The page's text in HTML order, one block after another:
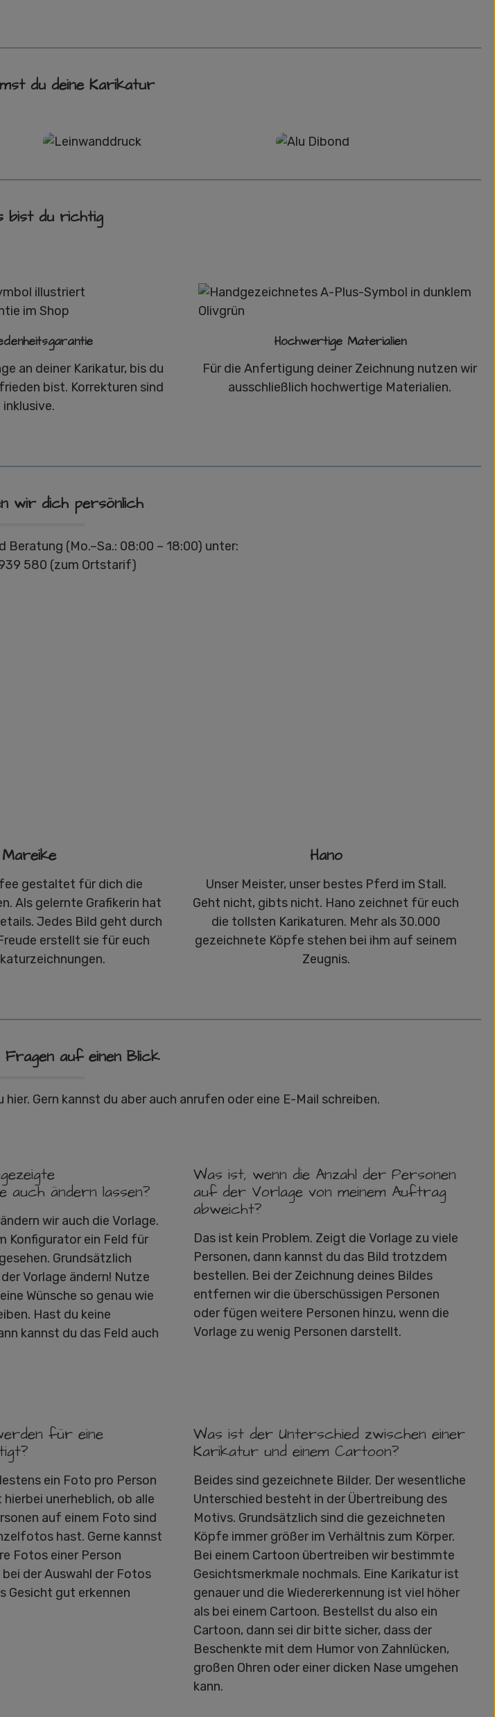
du deine Karikatur
bist du richtig
an deiner Karikatur, bis du
bist. Korrekturen sind
inklusive.
Hochwertige Materialien
Für die Anfertigung deiner Zeichnung nutzen wir
ausschließlich hochwertige Materialien.
wir dich persönlich
(Mo.–Sa.: 08:00 – 18:00) unter:
580 (zum Ortstarif)
Mareike
gestaltet für dich die
Als gelernte Grafikerin hat
Jedes Bild geht durch
erstellt sie für euch
Hano
Unser Meister, unser bestes Pferd im Stall.
Geht nicht, gibts nicht. Hano zeichnet für euch
die tollsten Karikaturen. Mehr als 30.000
gezeichnete Köpfe stehen bei ihm auf seinem
Zeugnis.
Fragen auf einen Blick
Gern kannst du aber auch anrufen oder eine E-Mail schreiben.
auch ändern lassen?
wir auch die Vorlage.
Konfigurator ein Feld für
Grundsätzlich
Vorlage ändern! Nutze
Wünsche so genau wie
Hast du keine
kannst du das Feld auch
Was ist, wenn die Anzahl der Personen
auf der Vorlage von meinem Auftrag
abweicht?
Das ist kein Problem. Zeigt die Vorlage zu viele
Personen, dann kannst du das Bild trotzdem
bestellen. Bei der Zeichnung deines Bildes
entfernen wir die überschüssigen Personen
oder fügen weitere Personen hinzu, wenn die
Vorlage zu wenig Personen darstellt.
für eine
ein Foto pro Person
unerheblich, ob alle
auf einem Foto sind
hast. Gerne kannst
Fotos einer Person
der Auswahl der Fotos
Gesicht gut erkennen
Was ist der Unterschied zwischen einer
Karikatur und einem Cartoon?
Beides sind gezeichnete Bilder. Der wesentliche
Unterschied besteht in der Übertreibung des
Motivs. Grundsätzlich sind die gezeichneten
Köpfe immer größer im Verhältnis zum Körper.
Bei einem Cartoon übertreiben wir bestimmte
Gesichtsmerkmale nochmals. Eine Karikatur ist
genauer und die Wiedererkennung ist viel höher
als bei einem Cartoon. Bestellst du also ein
Cartoon, dann sei dir bitte sicher, dass der
Beschenkte mit dem Humor von Zahnlücken,
großen Ohren oder einer dicken Nase umgehen
kann.